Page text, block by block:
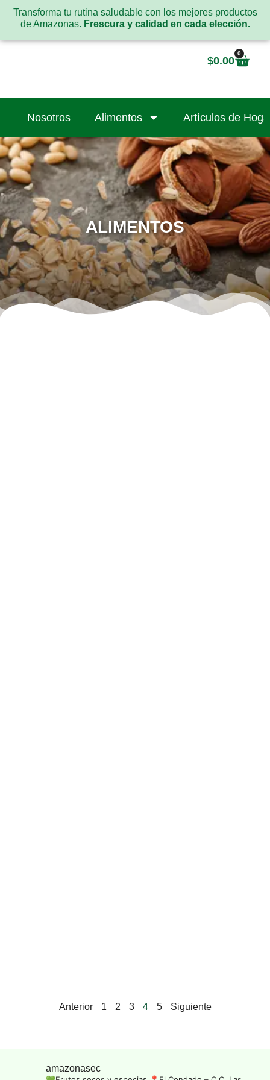
Transforma tu rutina saludable con los mejores productos
de Amazonas. Frescura y calidad en cada elección.
$0.00
0
Nosotros Alimentos Artículos de
ALIMENTOS
Anterior 1 2 3 4 5 Siguiente
amazonasec